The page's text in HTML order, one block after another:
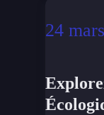
24